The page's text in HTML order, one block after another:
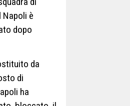
è
dopo
da
di
ha